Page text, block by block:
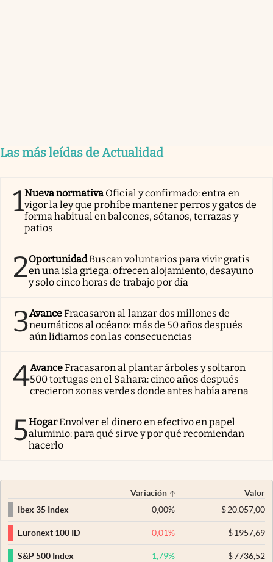
Las más leídas de Actualidad
1Nueva normativa Oficial y confirmado: entra en
vigor la ley que prohíbe mantener perros y gatos de
forma habitual en balcones, sótanos, terrazas y
patios
2OportunidadBuscan voluntarios para vivir gratis
en una isla griega: ofrecen alojamiento, desayuno
y solo cinco horas de trabajo por día
3AvanceFracasaron al lanzar dos millones de
neumáticos al océano: más de 50 años después
aún lidiamos con las consecuencias
4AvanceFracasaron al plantar árboles y soltaron
500 tortugas en el Sahara: cinco años después
crecieron zonas verdes donde antes había arena
5HogarEnvolver el dinero en efectivo en papel
aluminio: para qué sirve y por qué recomiendan
hacerlo
Variación
Valor
Ibex 35 Index
0,00% $20.057,00
Euronext 100 ID -0,01% $1957,69
S&P 500 Index 1,79% $7736,52